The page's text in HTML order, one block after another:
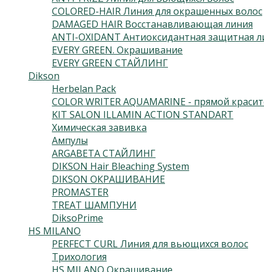
COLORED-HAIR Линия для окрашенных волос
DAMAGED HAIR Восстанавливающая линия
ANTI-OXIDANT Антиоксидантная защитная
EVERY GREEN. Окрашивание
EVERY GREEN СТАЙЛИНГ
Dikson
Herbelan Pack
COLOR WRITER AQUAMARINE - прямой
KIT SALON ILLAMIN ACTION STANDART
Химическая завивка
Ампулы
ARGABETA СТАЙЛИНГ
DIKSON Hair Bleaching System
DIKSON ОКРАШИВАНИЕ
PROMASTER
TREAT ШАМПУНИ
DiksoPrime
HS MILANO
PERFECT CURL Линия для вьющихся волос
Трихология